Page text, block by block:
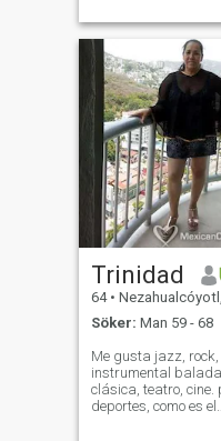
Trinidad
64 • Nezahualcóyotl,
Söker: Man 59 - 68
Me gusta jazz, rock,
instrumental balada,
clásica, teatro, cine.
deportes, como es el